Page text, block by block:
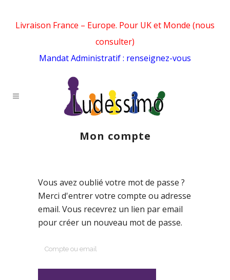
Livraison France – Europe. Pour UK et Monde (nous
consulter)
Mandat Administratif : renseignez-vous
Mon compte
Vous avez oublié votre mot de passe ?
Merci d'entrer votre compte ou adresse
email. Vous recevrez un lien par email
pour créer un nouveau mot de passe.